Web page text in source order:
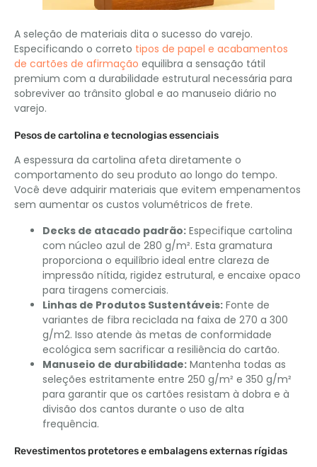
A seleção de materiais dita o sucesso do varejo.
Especificando o correto tipos de papel e acabamentos
de cartões de afirmação equilibra a sensação tátil
premium com a durabilidade estrutural necessária para
sobreviver ao trânsito global e ao manuseio diário no
varejo.
Pesos de cartolina e tecnologias essenciais
A espessura da cartolina afeta diretamente o
comportamento do seu produto ao longo do tempo.
Você deve adquirir materiais que evitem empenamentos
sem aumentar os custos volumétricos de frete.
Decks de atacado padrão: Especifique cartolina
com núcleo azul de 280 g/m². Esta gramatura
proporciona o equilíbrio ideal entre clareza de
impressão nítida, rigidez estrutural, e encaixe opaco
para tiragens comerciais.
Linhas de Produtos Sustentáveis: Fonte de
variantes de fibra reciclada na faixa de 270 a 300
g/m2. Isso atende às metas de conformidade
ecológica sem sacrificar a resiliência do cartão.
Manuseio de durabilidade: Mantenha todas as
seleções estritamente entre 250 g/m² e 350 g/m²
para garantir que os cartões resistam à dobra e à
divisão dos cantos durante o uso de alta
frequência.
Revestimentos protetores e embalagens externas rígidas